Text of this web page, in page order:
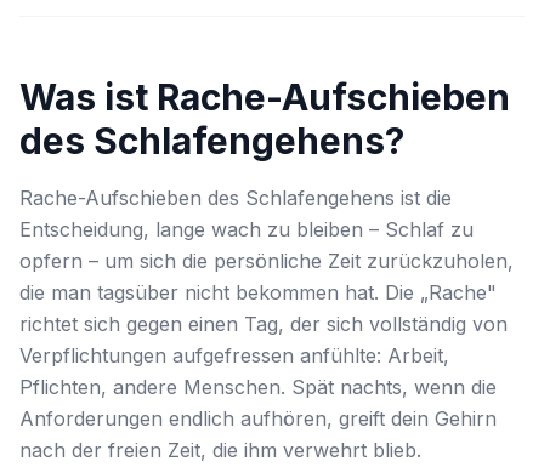
Was ist Rache-Aufschieben
des Schlafengehens?
Rache-Aufschieben des Schlafengehens ist die
Entscheidung, lange wach zu bleiben – Schlaf zu
opfern – um sich die persönliche Zeit zurückzuholen,
die man tagsüber nicht bekommen hat. Die „Rache"
richtet sich gegen einen Tag, der sich vollständig von
Verpflichtungen aufgefressen anfühlte: Arbeit,
Pflichten, andere Menschen. Spät nachts, wenn die
Anforderungen endlich aufhören, greift dein Gehirn
nach der freien Zeit, die ihm verwehrt blieb.